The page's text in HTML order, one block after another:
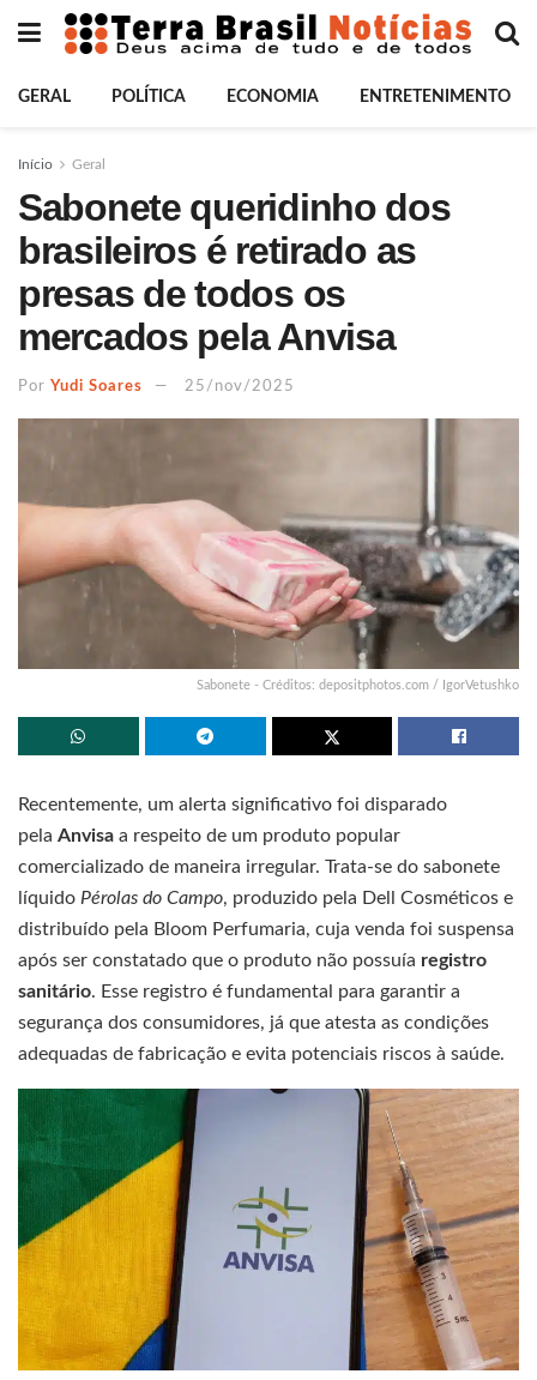
GERAL POLÍTICA ECONOMIA ENTRETENIMENTO
Início Geral
Sabonete queridinho dos
brasileiros é retirado as
presas de todos os
mercados pela Anvisa
Por Yudi Soares 25/nov/2025
Sabonete - Créditos: depositphotos.com / IgorVetushko
Recentemente, um alerta significativo foi disparado
pela Anvisa a respeito de um produto popular
comercializado de maneira irregular. Trata-se do sabonete
líquido Pérolas do Campo, produzido pela Dell Cosméticos e
distribuído pela Bloom Perfumaria, cuja venda foi suspensa
após ser constatado que o produto não possuía registro
sanitário. Esse registro é fundamental para garantir a
segurança dos consumidores, já que atesta as condições
adequadas de fabricação e evita potenciais riscos à saúde.